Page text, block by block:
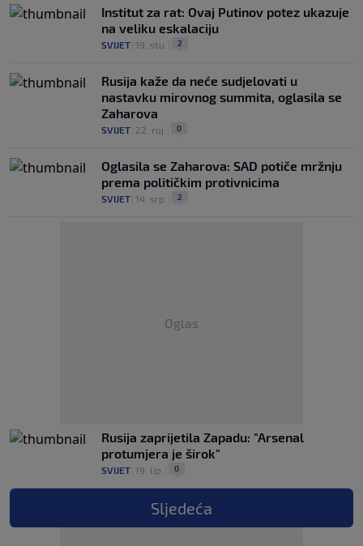
Institut za rat: Ovaj Putinov potez ukazuje
na veliku eskalaciju
SVIJET 19. stu. 2
Rusija kaže da neće sudjelovati u
nastavku mirovnog summita, oglasila se
Zaharova
SVIJET 22. ruj. 0
Oglasila se Zaharova: SAD potiče mržnju
prema političkim protivnicima
SVIJET 14. srp. 2
Oglas
Rusija zaprijetila Zapadu: "Arsenal
protumjera je širok"
SVIJET 19. lip. 0
Sljedeća